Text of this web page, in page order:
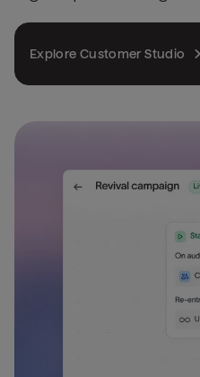
Explore Customer Studio